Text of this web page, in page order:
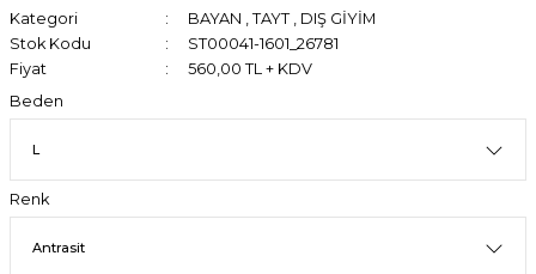
Kategori BAYAN , TAYT , DIŞ GİYİM
Stok Kodu
ST00041-1601_26781
Fiyat
560,00 TL + KDV
Beden
Renk